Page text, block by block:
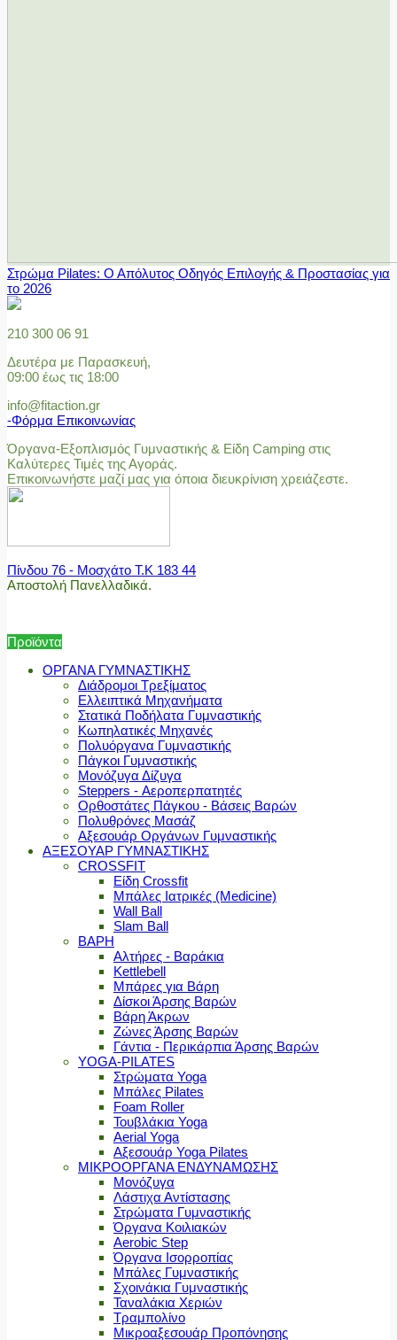
Στρώμα Pilates: Ο Απόλυτος Οδηγός Επιλογής & Προστασίας για
το 2026
210 300 06 91
Δευτέρα με Παρασκευή,
09:00 έως τις 18:00
info@fitaction.gr
-Φόρμα Επικοινωνίας
Όργανα-Εξοπλισμός Γυμναστικής & Είδη Camping στις
Καλύτερες Τιμές της Αγοράς.
Επικοινωνήστε μαζί μας για όποια διευκρίνιση χρειάζεστε.
Πίνδου 76 - Μοσχάτο Τ.Κ 183 44
Αποστολή Πανελλαδικά.
Προϊόντα
ΟΡΓΑΝΑ ΓΥΜΝΑΣΤΙΚΗΣ
Διάδρομοι Τρεξίματος
Ελλειπτικά Μηχανήματα
Στατικά Ποδήλατα Γυμναστικής
Κωπηλατικές Μηχανές
Πολυόργανα Γυμναστικής
Πάγκοι Γυμναστικής
Μονόζυγα Δίζυγα
Steppers - Αεροπερπατητές
Ορθοστάτες Πάγκου - Βάσεις Βαρών
Πολυθρόνες Μασάζ
Αξεσουάρ Οργάνων Γυμναστικής
ΑΞΕΣΟΥΑΡ ΓΥΜΝΑΣΤΙΚΗΣ
CROSSFIT
Είδη Crossfit
Μπάλες Ιατρικές (Medicine)
Wall Ball
Slam Ball
ΒΑΡΗ
Αλτήρες - Βαράκια
Kettlebell
Μπάρες για Βάρη
Δίσκοι Άρσης Βαρών
Βάρη Άκρων
Ζώνες Άρσης Βαρών
Γάντια - Περικάρπια Άρσης Βαρών
YOGA-PILATES
Στρώματα Yoga
Μπάλες Pilates
Foam Roller
Τουβλάκια Yoga
Aerial Yoga
Αξεσουάρ Yoga Pilates
ΜΙΚΡΟΟΡΓΑΝΑ ΕΝΔΥΝΑΜΩΣΗΣ
Μονόζυγα
Λάστιχα Αντίστασης
Στρώματα Γυμναστικής
Όργανα Κοιλιακών
Aerobic Step
Όργανα Ισορροπίας
Μπάλες Γυμναστικής
Σχοινάκια Γυμναστικής
Ταναλάκια Χεριών
Τραμπολίνο
Μικροαξεσουάρ Προπόνησης